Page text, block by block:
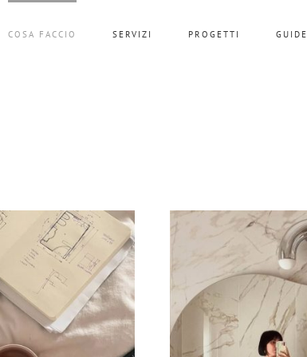
COSA FACCIO SERVIZI PROGETTI GUIDE